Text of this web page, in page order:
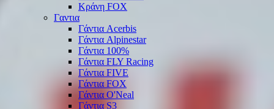
Κράνη FOX
Γαντια
Γάντια Acerbis
Γάντια Alpinestar
Γάντια 100%
Γάντια FLY Racing
Γάντια FIVE
Γάντια FOX
Γάντια O'Νeal
Γάντια S3